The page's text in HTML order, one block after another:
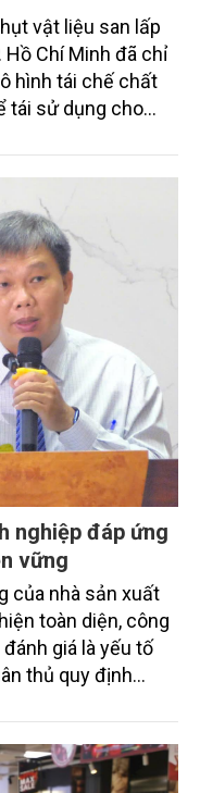
vật liệu san lấp
Hồ Chí Minh đã chỉ
hình tái chế chất
tái sử dụng cho
nghiệp đáp ứng
vững
của nhà sản xuất
toàn diện, công
giá là yếu tố
thủ quy định
và phát triển